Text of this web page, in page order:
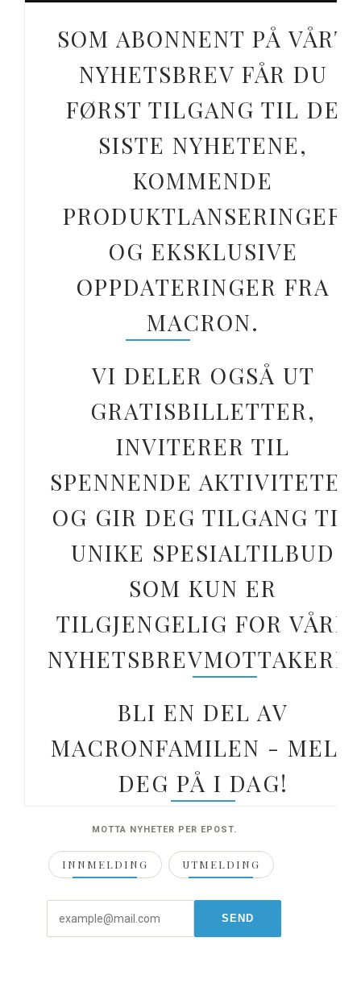
SOM ABONNENT PÅ VÅRT
NYHETSBREV FÅR DU
FØRST TILGANG TIL DE
SISTE NYHETENE,
KOMMENDE
PRODUKTLANSERINGER
OG EKSKLUSIVE
OPPDATERINGER FRA
MACRON.
VI DELER OGSÅ UT
GRATISBILLETTER,
INVITERER TIL
SPENNENDE AKTIVITETER
OG GIR DEG TILGANG TIL
UNIKE SPESIALTILBUD
SOM KUN ER
TILGJENGELIG FOR VÅRE
NYHETSBREVMOTTAKERE.
BLI EN DEL AV
MACRONFAMILEN - MELD
DEG PÅ I DAG!
MOTTA NYHETER PER EPOST.
INNMELDING UTMELDING